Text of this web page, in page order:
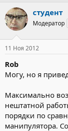
студент
Модератор
11 Ноя 2012
Rob
Могу, но я
Максимально
нештатной
порядки по
манипулятора.